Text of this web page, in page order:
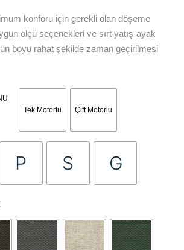
konforu için gerekli olan döşeme
ölçü seçenekleri ve sırt yatış-ayak
boyu rahat şekilde zaman geçirilmesi
Tek Motorlu
Çift Motorlu